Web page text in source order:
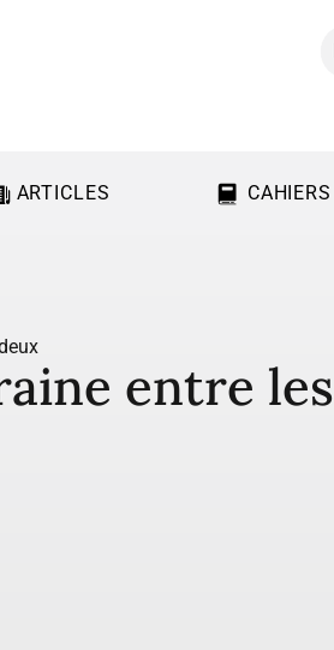
ARTICLES CAHIERS
entre les